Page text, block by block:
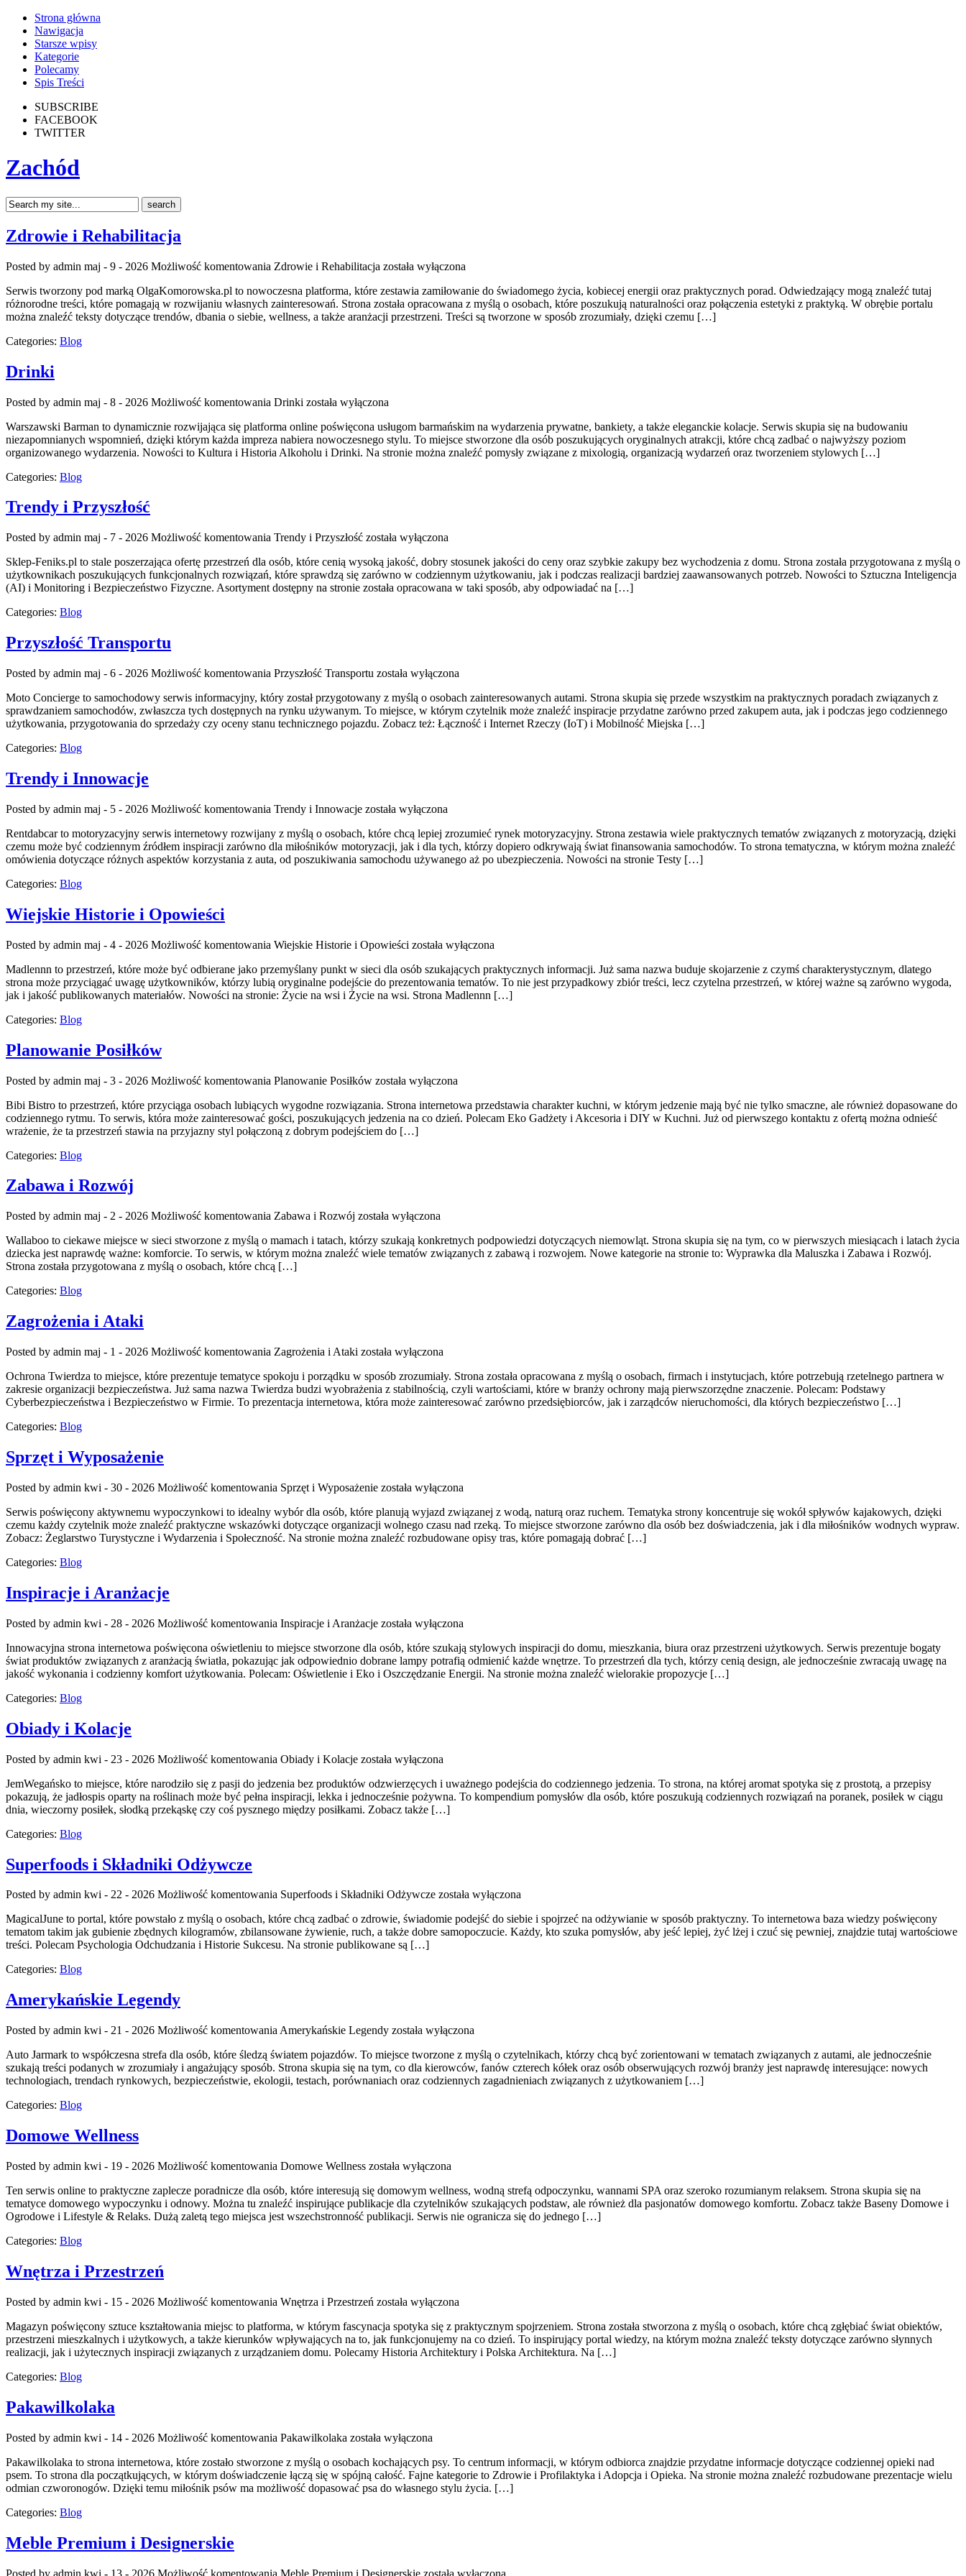
Strona główna
Nawigacja
Starsze wpisy
Kategorie
Polecamy
Spis Treści
SUBSCRIBE
FACEBOOK
TWITTER
Zachód
Zdrowie i Rehabilitacja
Posted by admin maj - 9 - 2026 Możliwość komentowania Zdrowie i Rehabilitacja została wyłączona
Serwis tworzony pod marką OlgaKomorowska.pl to nowoczesna platforma, które zestawia zamiłowanie do świadomego życia, kobiecej energii oraz praktycznych porad. Odwiedzający mogą znaleźć tutaj
różnorodne treści, które pomagają w rozwijaniu własnych zainteresowań. Strona została opracowana z myślą o osobach, które poszukują naturalności oraz połączenia estetyki z praktyką. W obrębie portalu
można znaleźć teksty dotyczące trendów, dbania o siebie, wellness, a także aranżacji przestrzeni. Treści są tworzone w sposób zrozumiały, dzięki czemu […]
Categories: Blog
Drinki
Posted by admin maj - 8 - 2026 Możliwość komentowania Drinki została wyłączona
Warszawski Barman to dynamicznie rozwijająca się platforma online poświęcona usługom barmańskim na wydarzenia prywatne, bankiety, a także eleganckie kolacje. Serwis skupia się na budowaniu
niezapomnianych wspomnień, dzięki którym każda impreza nabiera nowoczesnego stylu. To miejsce stworzone dla osób poszukujących oryginalnych atrakcji, które chcą zadbać o najwyższy poziom
organizowanego wydarzenia. Nowości to Kultura i Historia Alkoholu i Drinki. Na stronie można znaleźć pomysły związane z mixologią, organizacją wydarzeń oraz tworzeniem stylowych […]
Categories: Blog
Trendy i Przyszłość
Posted by admin maj - 7 - 2026 Możliwość komentowania Trendy i Przyszłość została wyłączona
Sklep-Feniks.pl to stale poszerzająca ofertę przestrzeń dla osób, które cenią wysoką jakość, dobry stosunek jakości do ceny oraz szybkie zakupy bez wychodzenia z domu. Strona została przygotowana z myślą o
użytkownikach poszukujących funkcjonalnych rozwiązań, które sprawdzą się zarówno w codziennym użytkowaniu, jak i podczas realizacji bardziej zaawansowanych potrzeb. Nowości to Sztuczna Inteligencja
(AI) i Monitoring i Bezpieczeństwo Fizyczne. Asortyment dostępny na stronie została opracowana w taki sposób, aby odpowiadać na […]
Categories: Blog
Przyszłość Transportu
Posted by admin maj - 6 - 2026 Możliwość komentowania Przyszłość Transportu została wyłączona
Moto Concierge to samochodowy serwis informacyjny, który został przygotowany z myślą o osobach zainteresowanych autami. Strona skupia się przede wszystkim na praktycznych poradach związanych z
sprawdzaniem samochodów, zwłaszcza tych dostępnych na rynku używanym. To miejsce, w którym czytelnik może znaleźć inspiracje przydatne zarówno przed zakupem auta, jak i podczas jego codziennego
użytkowania, przygotowania do sprzedaży czy oceny stanu technicznego pojazdu. Zobacz też: Łączność i Internet Rzeczy (IoT) i Mobilność Miejska […]
Categories: Blog
Trendy i Innowacje
Posted by admin maj - 5 - 2026 Możliwość komentowania Trendy i Innowacje została wyłączona
Rentdabcar to motoryzacyjny serwis internetowy rozwijany z myślą o osobach, które chcą lepiej zrozumieć rynek motoryzacyjny. Strona zestawia wiele praktycznych tematów związanych z motoryzacją, dzięki
czemu może być codziennym źródłem inspiracji zarówno dla miłośników motoryzacji, jak i dla tych, którzy dopiero odkrywają świat finansowania samochodów. To strona tematyczna, w którym można znaleźć
omówienia dotyczące różnych aspektów korzystania z auta, od poszukiwania samochodu używanego aż po ubezpieczenia. Nowości na stronie Testy […]
Categories: Blog
Wiejskie Historie i Opowieści
Posted by admin maj - 4 - 2026 Możliwość komentowania Wiejskie Historie i Opowieści została wyłączona
Madlennn to przestrzeń, które może być odbierane jako przemyślany punkt w sieci dla osób szukających praktycznych informacji. Już sama nazwa buduje skojarzenie z czymś charakterystycznym, dlatego
strona może przyciągać uwagę użytkowników, którzy lubią oryginalne podejście do prezentowania tematów. To nie jest przypadkowy zbiór treści, lecz czytelna przestrzeń, w której ważne są zarówno wygoda,
jak i jakość publikowanych materiałów. Nowości na stronie: Życie na wsi i Życie na wsi. Strona Madlennn […]
Categories: Blog
Planowanie Posiłków
Posted by admin maj - 3 - 2026 Możliwość komentowania Planowanie Posiłków została wyłączona
Bibi Bistro to przestrzeń, które przyciąga osobach lubiących wygodne rozwiązania. Strona internetowa przedstawia charakter kuchni, w którym jedzenie mają być nie tylko smaczne, ale również dopasowane do
codziennego rytmu. To serwis, która może zainteresować gości, poszukujących jedzenia na co dzień. Polecam Eko Gadżety i Akcesoria i DIY w Kuchni. Już od pierwszego kontaktu z ofertą można odnieść
wrażenie, że ta przestrzeń stawia na przyjazny styl połączoną z dobrym podejściem do […]
Categories: Blog
Zabawa i Rozwój
Posted by admin maj - 2 - 2026 Możliwość komentowania Zabawa i Rozwój została wyłączona
Wallaboo to ciekawe miejsce w sieci stworzone z myślą o mamach i tatach, którzy szukają konkretnych podpowiedzi dotyczących niemowląt. Strona skupia się na tym, co w pierwszych miesiącach i latach życia
dziecka jest naprawdę ważne: komforcie. To serwis, w którym można znaleźć wiele tematów związanych z zabawą i rozwojem. Nowe kategorie na stronie to: Wyprawka dla Maluszka i Zabawa i Rozwój.
Strona została przygotowana z myślą o osobach, które chcą […]
Categories: Blog
Zagrożenia i Ataki
Posted by admin maj - 1 - 2026 Możliwość komentowania Zagrożenia i Ataki została wyłączona
Ochrona Twierdza to miejsce, które prezentuje tematyce spokoju i porządku w sposób zrozumiały. Strona została opracowana z myślą o osobach, firmach i instytucjach, które potrzebują rzetelnego partnera w
zakresie organizacji bezpieczeństwa. Już sama nazwa Twierdza budzi wyobrażenia z stabilnością, czyli wartościami, które w branży ochrony mają pierwszorzędne znaczenie. Polecam: Podstawy
Cyberbezpieczeństwa i Bezpieczeństwo w Firmie. To prezentacja internetowa, która może zainteresować zarówno przedsiębiorców, jak i zarządców nieruchomości, dla których bezpieczeństwo […]
Categories: Blog
Sprzęt i Wyposażenie
Posted by admin kwi - 30 - 2026 Możliwość komentowania Sprzęt i Wyposażenie została wyłączona
Serwis poświęcony aktywnemu wypoczynkowi to idealny wybór dla osób, które planują wyjazd związanej z wodą, naturą oraz ruchem. Tematyka strony koncentruje się wokół spływów kajakowych, dzięki
czemu każdy czytelnik może znaleźć praktyczne wskazówki dotyczące organizacji wolnego czasu nad rzeką. To miejsce stworzone zarówno dla osób bez doświadczenia, jak i dla miłośników wodnych wypraw.
Zobacz: Żeglarstwo Turystyczne i Wydarzenia i Społeczność. Na stronie można znaleźć rozbudowane opisy tras, które pomagają dobrać […]
Categories: Blog
Inspiracje i Aranżacje
Posted by admin kwi - 28 - 2026 Możliwość komentowania Inspiracje i Aranżacje została wyłączona
Innowacyjna strona internetowa poświęcona oświetleniu to miejsce stworzone dla osób, które szukają stylowych inspiracji do domu, mieszkania, biura oraz przestrzeni użytkowych. Serwis prezentuje bogaty
świat produktów związanych z aranżacją światła, pokazując jak odpowiednio dobrane lampy potrafią odmienić każde wnętrze. To przestrzeń dla tych, którzy cenią design, ale jednocześnie zwracają uwagę na
jakość wykonania i codzienny komfort użytkowania. Polecam: Oświetlenie i Eko i Oszczędzanie Energii. Na stronie można znaleźć wielorakie propozycje […]
Categories: Blog
Obiady i Kolacje
Posted by admin kwi - 23 - 2026 Możliwość komentowania Obiady i Kolacje została wyłączona
JemWegańsko to miejsce, które narodziło się z pasji do jedzenia bez produktów odzwierzęcych i uważnego podejścia do codziennego jedzenia. To strona, na której aromat spotyka się z prostotą, a przepisy
pokazują, że jadłospis oparty na roślinach może być pełna inspiracji, lekka i jednocześnie pożywna. To kompendium pomysłów dla osób, które poszukują codziennych rozwiązań na poranek, posiłek w ciągu
dnia, wieczorny posiłek, słodką przekąskę czy coś pysznego między posiłkami. Zobacz także […]
Categories: Blog
Superfoods i Składniki Odżywcze
Posted by admin kwi - 22 - 2026 Możliwość komentowania Superfoods i Składniki Odżywcze została wyłączona
MagicalJune to portal, które powstało z myślą o osobach, które chcą zadbać o zdrowie, świadomie podejść do siebie i spojrzeć na odżywianie w sposób praktyczny. To internetowa baza wiedzy poświęcony
tematom takim jak gubienie zbędnych kilogramów, zbilansowane żywienie, ruch, a także dobre samopoczucie. Każdy, kto szuka pomysłów, aby jeść lepiej, żyć lżej i czuć się pewniej, znajdzie tutaj wartościowe
treści. Polecam Psychologia Odchudzania i Historie Sukcesu. Na stronie publikowane są […]
Categories: Blog
Amerykańskie Legendy
Posted by admin kwi - 21 - 2026 Możliwość komentowania Amerykańskie Legendy została wyłączona
Auto Jarmark to współczesna strefa dla osób, które śledzą światem pojazdów. To miejsce tworzone z myślą o czytelnikach, którzy chcą być zorientowani w tematach związanych z autami, ale jednocześnie
szukają treści podanych w zrozumiały i angażujący sposób. Strona skupia się na tym, co dla kierowców, fanów czterech kółek oraz osób obserwujących rozwój branży jest naprawdę interesujące: nowych
technologiach, trendach rynkowych, bezpieczeństwie, ekologii, testach, porównaniach oraz codziennych zagadnieniach związanych z użytkowaniem […]
Categories: Blog
Domowe Wellness
Posted by admin kwi - 19 - 2026 Możliwość komentowania Domowe Wellness została wyłączona
Ten serwis online to praktyczne zaplecze poradnicze dla osób, które interesują się domowym wellness, wodną strefą odpoczynku, wannami SPA oraz szeroko rozumianym relaksem. Strona skupia się na
tematyce domowego wypoczynku i odnowy. Można tu znaleźć inspirujące publikacje dla czytelników szukających podstaw, ale również dla pasjonatów domowego komfortu. Zobacz także Baseny Domowe i
Ogrodowe i Lifestyle & Relaks. Dużą zaletą tego miejsca jest wszechstronność publikacji. Serwis nie ogranicza się do jednego […]
Categories: Blog
Wnętrza i Przestrzeń
Posted by admin kwi - 15 - 2026 Możliwość komentowania Wnętrza i Przestrzeń została wyłączona
Magazyn poświęcony sztuce kształtowania miejsc to platforma, w którym fascynacja spotyka się z praktycznym spojrzeniem. Strona została stworzona z myślą o osobach, które chcą zgłębiać świat obiektów,
przestrzeni mieszkalnych i użytkowych, a także kierunków wpływających na to, jak funkcjonujemy na co dzień. To inspirujący portal wiedzy, na którym można znaleźć teksty dotyczące zarówno słynnych
realizacji, jak i użytecznych inspiracji związanych z urządzaniem domu. Polecamy Historia Architektury i Polska Architektura. Na […]
Categories: Blog
Pakawilkolaka
Posted by admin kwi - 14 - 2026 Możliwość komentowania Pakawilkolaka została wyłączona
Pakawilkolaka to strona internetowa, które zostało stworzone z myślą o osobach kochających psy. To centrum informacji, w którym odbiorca znajdzie przydatne informacje dotyczące codziennej opieki nad
psem. To strona dla początkujących, w którym doświadczenie łączą się w spójną całość. Fajne kategorie to Zdrowie i Profilaktyka i Adopcja i Opieka. Na stronie można znaleźć rozbudowane prezentacje wielu
odmian czworonogów. Dzięki temu miłośnik psów ma możliwość dopasować psa do własnego stylu życia. […]
Categories: Blog
Meble Premium i Designerskie
Posted by admin kwi - 13 - 2026 Możliwość komentowania Meble Premium i Designerskie została wyłączona